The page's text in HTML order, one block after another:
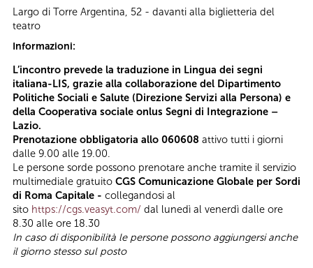
Largo di Torre Argentina, 52 - davanti alla biglietteria del
teatro
Informazioni:
L’incontro prevede la traduzione in Lingua dei segni
italiana-LIS, grazie alla collaborazione del Dipartimento
Politiche Sociali e Salute (Direzione Servizi alla Persona) e
della Cooperativa sociale onlus Segni di Integrazione –
Lazio.
Prenotazione obbligatoria allo 060608 attivo tutti i giorni
dalle 9.00 alle 19.00.
Le persone sorde possono prenotare anche tramite il servizio
multimediale gratuito CGS Comunicazione Globale per Sordi
di Roma Capitale - collegandosi al
sito https://cgs.veasyt.com/ dal lunedì al venerdì dalle ore
8.30 alle ore 18.30
In caso di disponibilità le persone possono aggiungersi anche
il giorno stesso sul posto